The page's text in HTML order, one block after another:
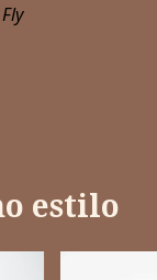
estilo